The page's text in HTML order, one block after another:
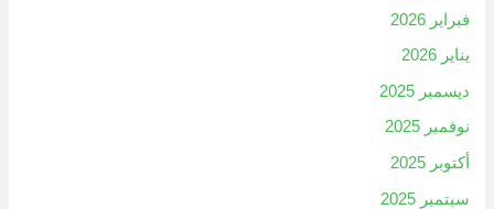
فبراير 2026
يناير 2026
ديسمبر 2025
نوفمبر 2025
أكتوبر 2025
سبتمبر 2025